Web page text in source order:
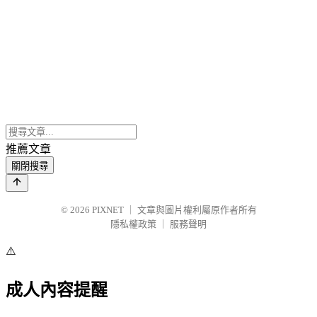
推薦文章
關閉搜尋
© 2026 PIXNET
文章與圖片權利屬原作者所有
隱私權政策
服務聲明
⚠️
成人內容提醒